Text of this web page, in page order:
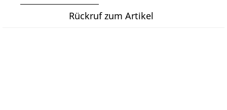
Rückruf zum Artikel